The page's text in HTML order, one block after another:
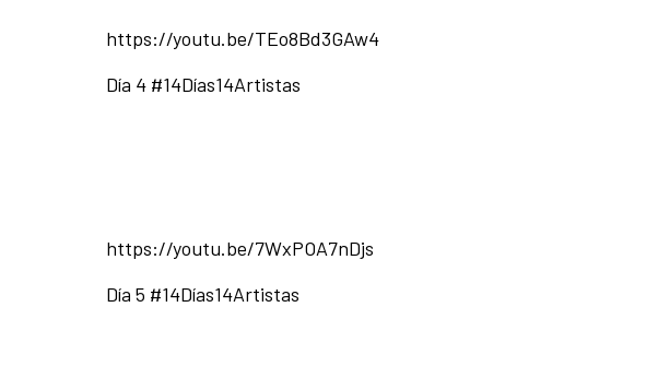
https://youtu.be/TEo8Bd3GAw4
Día 4 #14Días14Artistas
https://youtu.be/7WxPOA7nDjs
Día 5 #14Días14Artistas